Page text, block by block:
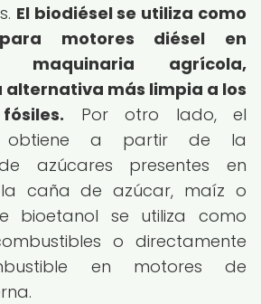
El biodiésel se utiliza como
motores diésel en
maquinaria agrícola,
alternativa más limpia a los
Por otro lado, el
obtiene a partir de la
azúcares presentes en
caña de azúcar, maíz o
bioetanol se utiliza como
o directamente
en motores de